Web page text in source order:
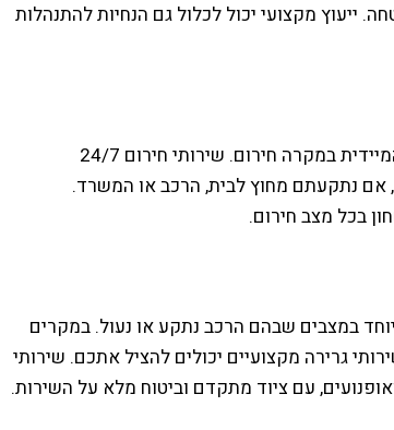
ייעוץ מקצועי יכול לכלול גם הנחיות להתנהלות
אחד היתרונות הגדולים בשירותי מנעולן הוא הזמינות המיידית במקרה חירום. שירותי חירום 24/7
אם נתקעתם מחוץ לבית, הרכב או המשרד.
בכל מצב חירום.
במצבים שבהם הרכב נתקע או נעול. במקרים
גרירה מקצועיים יכולים להציל אתכם. שירותי
עם ציוד מתקדם וביטוח מלא על השירות.